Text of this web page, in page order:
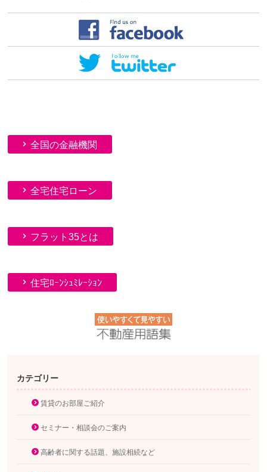
全国の金融機関
全宅住宅ローン
フラット35とは
住宅ﾛｰﾝｼｭﾐﾚｰｼｮﾝ
カテゴリー
賃貸のお部屋ご紹介
セミナー・相談会のご案内
高齢者に関する話題、施設相続など